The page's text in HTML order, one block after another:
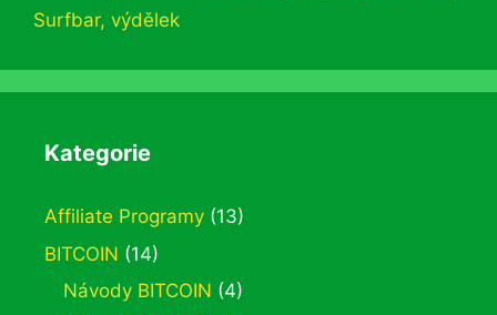
Surfbar, výdělek
Kategorie
Affiliate Programy (13)
BITCOIN (14)
Návody BITCOIN (4)